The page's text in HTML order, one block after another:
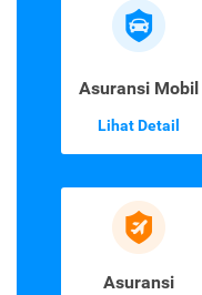
Asuransi Mobil
Lihat Detail
Asuransi